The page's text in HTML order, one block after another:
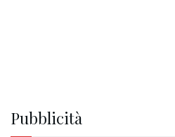
Pubblicità